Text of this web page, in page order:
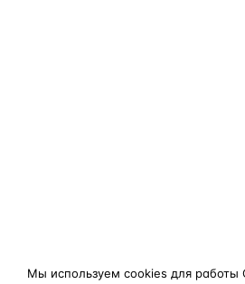
Мы используем cookies для